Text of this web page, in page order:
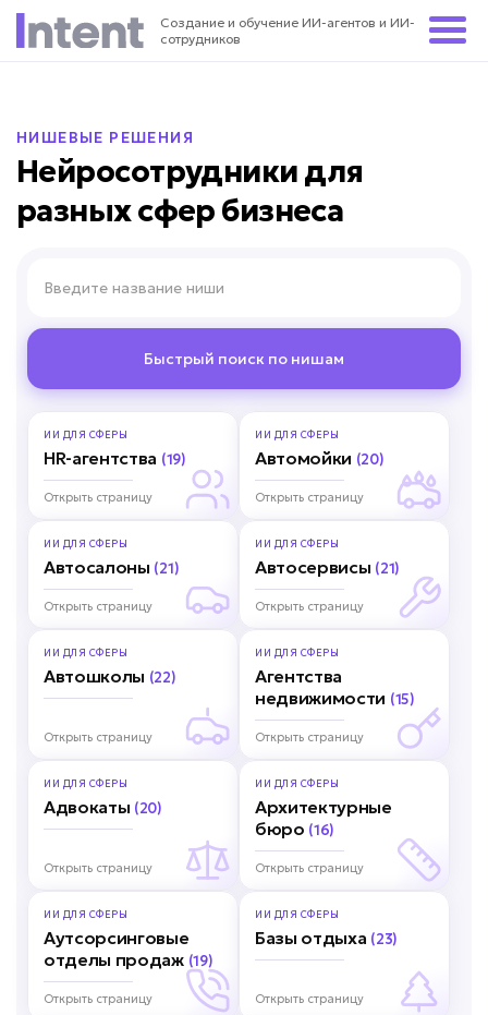
Создание и обучение ИИ-агентов и ИИ-
сотрудников
НИШЕВЫЕ РЕШЕНИЯ
Нейросотрудники для
разных сфер бизнеса
Быстрый поиск по нишам
ИИ ДЛЯ СФЕРЫ
HR-агентства (19)
Открыть страницу
ИИ ДЛЯ СФЕРЫ
Автомойки (20)
Открыть страницу
ИИ ДЛЯ СФЕРЫ
Автосалоны (21)
Открыть страницу
ИИ ДЛЯ СФЕРЫ
Автосервисы (21)
Открыть страницу
ИИ ДЛЯ СФЕРЫ
Автошколы (22)
Открыть страницу
ИИ ДЛЯ СФЕРЫ
Агентства
недвижимости (15)
Открыть страницу
ИИ ДЛЯ СФЕРЫ
Адвокаты (20)
Открыть страницу
ИИ ДЛЯ СФЕРЫ
Архитектурные
бюро (16)
Открыть страницу
ИИ ДЛЯ СФЕРЫ
Аутсорсинговые
отделы продаж (19)
Открыть страницу
ИИ ДЛЯ СФЕРЫ
Базы отдыха (23)
Открыть страницу